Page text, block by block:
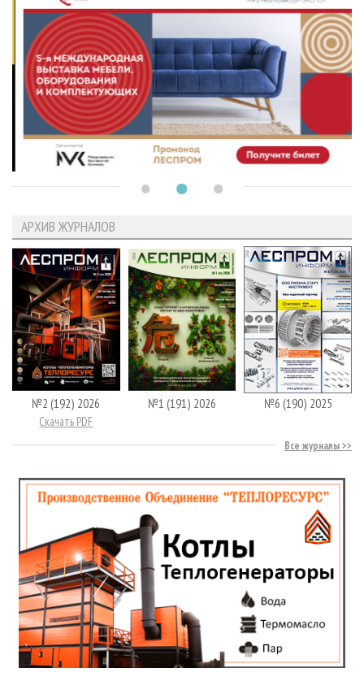
АРХИВ ЖУРНАЛОВ
№2 (192) 2026
Скачать PDF
№1 (191) 2026 №6 (190) 2025
Все журналы